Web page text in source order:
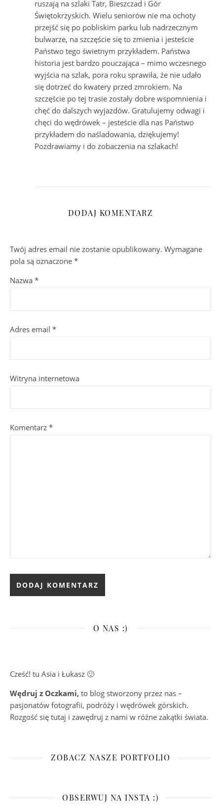
ruszają na szlaki Tatr, Bieszczad i Gór
Świętokrzyskich. Wielu seniorów nie ma ochoty
przejść się po pobliskim parku lub nadrzecznym
bulwarze, na szczęście się to zmienia i jesteście
Państwo tego świetnym przykładem. Państwa
historia jest bardzo pouczająca – mimo wczesnego
wyjścia na szlak, pora roku sprawiła, że nie udało
się dotrzeć do kwatery przed zmrokiem. Na
szczęście po tej trasie zostały dobre wspomnienia i
chęć do dalszych wyjazdów. Gratulujemy odwagi i
chęci do wędrówek – jesteście dla nas Państwo
przykładem do naśladowania, dziękujemy!
Pozdrawiamy i do zobaczenia na szlakach!
DODAJ KOMENTARZ
Twój adres email nie zostanie opublikowany. Wymagane
pola są oznaczone *
Nazwa *
Adres email *
Witryna internetowa
Komentarz *
O NAS :)
Cześć! tu Asia i Łukasz 🙂
Wędruj z Oczkami, to blog stworzony przez nas –
pasjonatów fotografii, podróży i wędrówek górskich.
Rozgość się tutaj i zawędruj z nami w różne zakątki świata.
ZOBACZ NASZE PORTFOLIO
OBSERWUJ NA INSTA :)